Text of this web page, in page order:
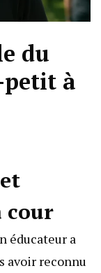
du
à
cour
éducateur a
avoir reconnu